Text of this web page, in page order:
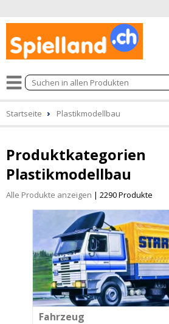
Startseite Plastikmodellbau
Produktkategorien
Plastikmodellbau
Alle Produkte anzeigen | 2290 Produkte
Fahrzeug